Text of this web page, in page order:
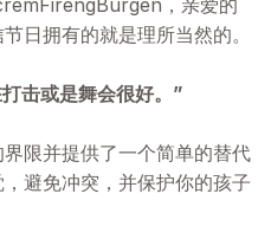
，亲爱的
日拥有的就是理所当然的。
击或是舞会很好。”
限并提供了一个简单的替代
避免冲突，并保护你的孩子